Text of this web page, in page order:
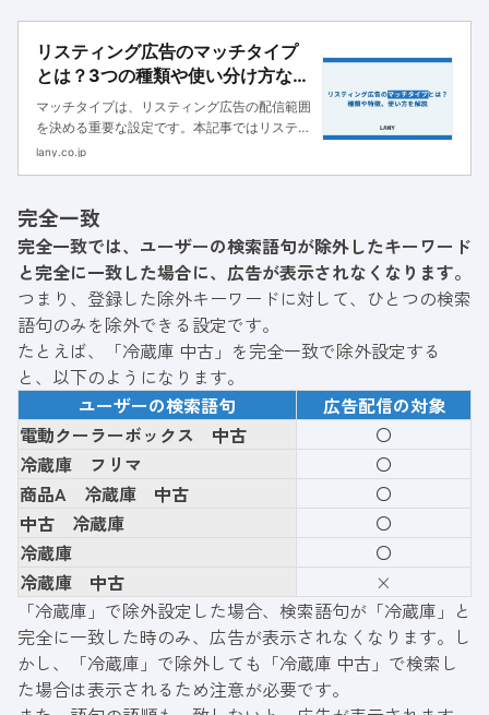
リスティング広告のマッチタイプ
とは？3つの種類や使い分け方など
を解説
マッチタイプは、リスティング広告の配信範囲
を決める重要な設定です。本記事ではリスティ
ング広告のマッチタイプについて解説します。
lany.co.jp
完全一致
完全一致では、ユーザーの検索語句が除外したキーワード
と完全に一致した場合に、広告が表示されなくなります。
つまり、登録した除外キーワードに対して、ひとつの検索
語句のみを除外できる設定です。
たとえば、「冷蔵庫 中古」を完全一致で除外設定する
と、以下のようになります。
ユーザーの検索語句
広告配信の対象
電動クーラーボックス 中古
〇
冷蔵庫 フリマ
〇
商品A 冷蔵庫 中古
〇
中古 冷蔵庫
〇
冷蔵庫
〇
冷蔵庫 中古
×
「冷蔵庫」で除外設定した場合、検索語句が「冷蔵庫」と
完全に一致した時のみ、広告が表示されなくなります。し
かし、「冷蔵庫」で除外しても「冷蔵庫 中古」で検索し
た場合は表示されるため注意が必要です。